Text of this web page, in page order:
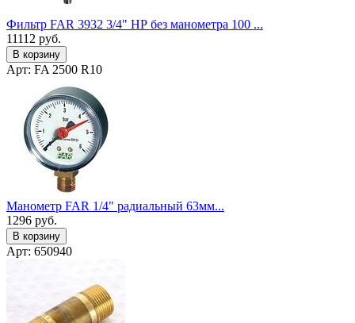
Фильтр FAR 3932 3/4" НР без манометра 100 ...
11112 руб.
В корзину
Арт: FA 2500 R10
Манометр FAR 1/4" радиальный 63мм...
1296 руб.
В корзину
Арт: 650940